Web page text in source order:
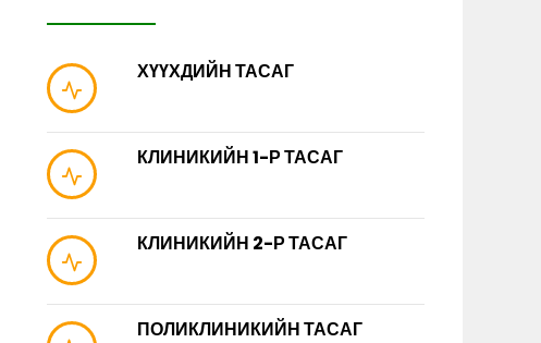
ХҮҮХДИЙН ТАСАГ
КЛИНИКИЙН 1-Р ТАСАГ
КЛИНИКИЙН 2-Р ТАСАГ
ПОЛИКЛИНИКИЙН ТАСАГ